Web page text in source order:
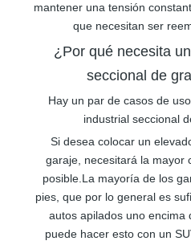
mantener una tensión
que necesitan ser
¿Por qué necesita
seccional de
Hay un par de casos de
industrial seccional
Si desea colocar un
garaje, necesitará la mayor
posible.La mayoría de los
pies, que por lo general es
autos apilados uno encima
puede hacer esto con un